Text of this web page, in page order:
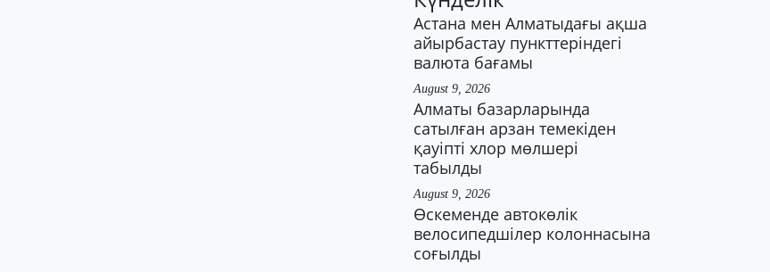
Астана мен Алматыдағы ақша
айырбастау пункттеріндегі
валюта бағамы
August 9, 2026
Алматы базарларында
сатылған арзан темекіден
қауіпті хлор мөлшері
табылды
August 9, 2026
Өскеменде автокөлік
велосипедшілер колоннасына
соғылды